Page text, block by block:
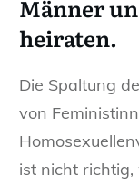
Männer
heiraten.
Die Spaltung
von
ist nicht